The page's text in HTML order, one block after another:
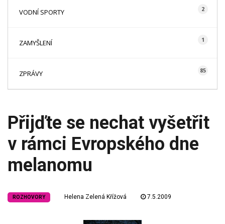
VODNÍ SPORTY 2
ZAMYŠLENÍ 1
ZPRÁVY 85
Přijďte se nechat vyšetřit
v rámci Evropského dne
melanomu
ROZHOVORY Helena Zelená Křížová 7.5.2009